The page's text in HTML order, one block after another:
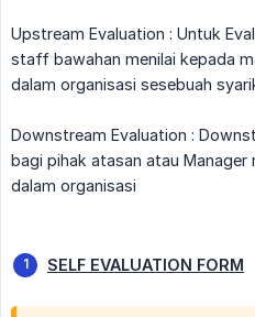
Upstream Evaluation : Untuk
staff bawahan menilai kepada
dalam organisasi sesebuah
Downstream Evaluation :
bagi pihak atasan atau
dalam organisasi
SELF EVALUATION FORM